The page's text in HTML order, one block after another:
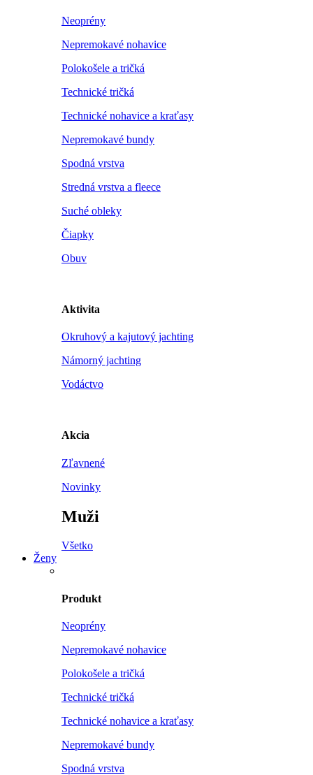
Neoprény
Nepremokavé nohavice
Polokošele a tričká
Technické tričká
Technické nohavice a kraťasy
Nepremokavé bundy
Spodná vrstva
Stredná vrstva a fleece
Suché obleky
Čiapky
Obuv
Aktivita
Okruhový a kajutový jachting
Námorný jachting
Vodáctvo
Akcia
Zľavnené
Novinky
Muži
Všetko
Ženy
Produkt
Neoprény
Nepremokavé nohavice
Polokošele a tričká
Technické tričká
Technické nohavice a kraťasy
Nepremokavé bundy
Spodná vrstva